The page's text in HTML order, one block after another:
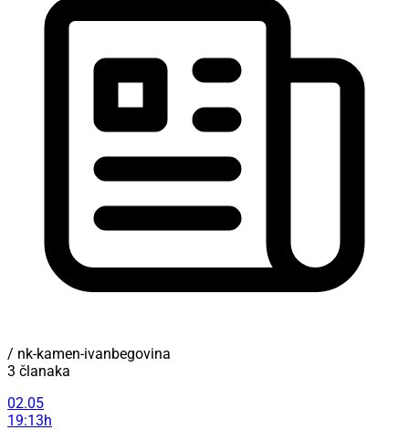
/ nk-kamen-ivanbegovina
3 članaka
02.05
19:13h